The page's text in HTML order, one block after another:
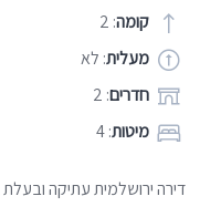
קומה: 2
מעלית: לא
חדרים: 2
מיטות: 4
דירה ירושלמית עתיקה